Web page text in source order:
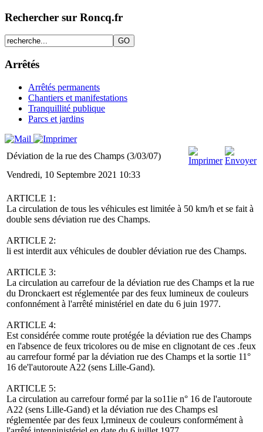
Rechercher sur Roncq.fr
Arrêtés
Arrêtés permanents
Chantiers et manifestations
Tranquillité publique
Parcs et jardins
Déviation de la rue des Champs (3/03/07)
Vendredi, 10 Septembre 2021 10:33
ARTICLE 1:
La circulation de tous les véhicules est limitée à 50 km/h et se fait à
double sens déviation rue des Champs.
ARTICLE 2:
li est interdit aux véhicules de doubler déviation rue des Champs.
ARTICLE 3:
La circulation au carrefour de la déviation rue des Champs et la rue
du Dronckaert est réglementée par des feux lumineux de couleurs
confonnément à l'arrêté ministériel en date du 6 juin 1977.
ARTICLE 4:
Est considérée comme route protégée la déviation rue des Champs
en l'absence de feux tricolores ou de mise en clignotant de ces .feux
au carrefour formé par la déviation rue des Champs et la sortie 11°
16 de'l'autoroute A22 (sens Lille-Gand).
ARTICLE 5:
La circulation au carrefour formé par la so11ie n° 16 de l'autoroute
A22 (sens Lille-Gand) et la déviation rue des Champs esl
réglementée par des feux l,rmineux de couleurs conformément à